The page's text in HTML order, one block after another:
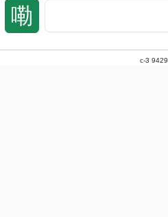
嘞
c-3 9429